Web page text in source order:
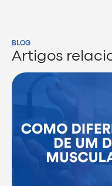
BLOG
Artigos